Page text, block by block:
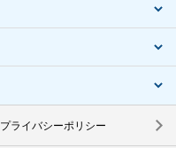
プライバシーポリシー